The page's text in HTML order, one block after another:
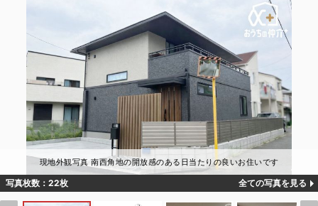
現地外観写真 南西角地の開放感のある日当たりの良いお住いです
写真枚数：22枚 全ての写真を見る